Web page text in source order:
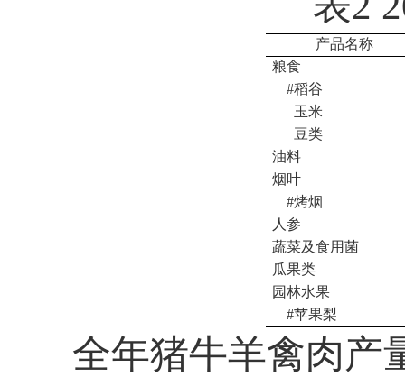
产品名称
粮食
#稻谷
玉米
豆类
油料
烟叶
#烤烟
人参
蔬菜及食用菌
瓜果类
园林水果
#苹果梨
全年猪牛羊禽肉产